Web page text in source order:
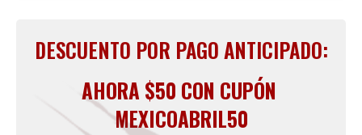
DESCUENTO POR PAGO ANTICIPADO:
AHORA $50 CON CUPÓN
MEXICOABRIL50